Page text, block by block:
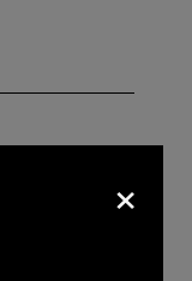
Life on
×